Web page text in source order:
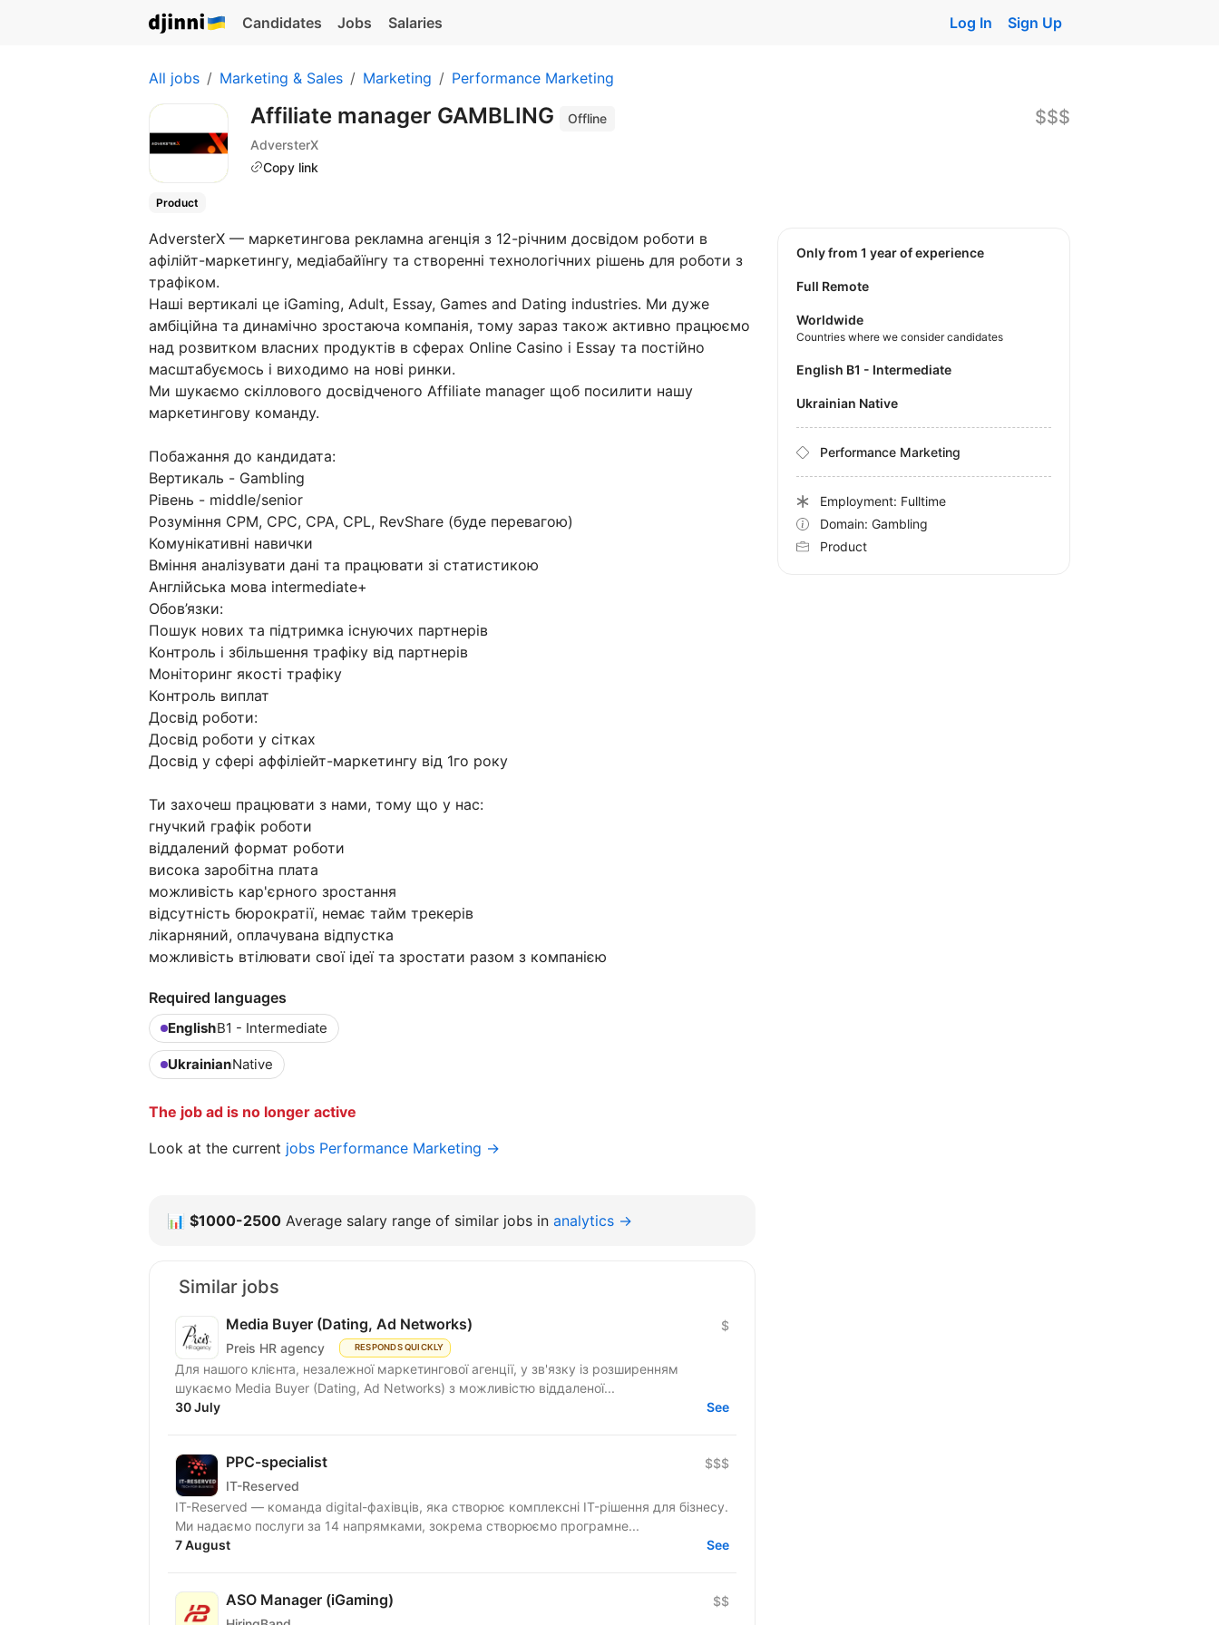
Candidates Jobs Salaries Log In Sign Up
All jobs Marketing & Sales Marketing Performance Marketing
Affiliate manager GAMBLING
Offline
AdversterX
Copy link
$$$
Product
AdversterX — маркетингова рекламна агенція з 12-річним досвідом роботи в
афілійт-маркетингу, медіабайїнгу та створенні технологічних рішень для роботи з
трафіком.
Наші вертикалі це iGaming, Adult, Essay, Games and Dating industries. Ми дуже
амбіційна та динамічно зростаюча компанія, тому зараз також активно працюємо
над розвитком власних продуктів в сферах Online Casino і Essay та постійно
масштабуємось і виходимо на нові ринки.
Ми шукаємо скіллового досвідченого Affiliate manager щоб посилити нашу
маркетингову команду.
Побажання до кандидата:
Вертикаль - Gambling
Рівень - middle/senior
Розуміння CPM, CPC, CPA, CPL, RevShare (буде перевагою)
Комунікативні навички
Вміння аналізувати дані та працювати зі статистикою
Англійська мова intermediate+
Обов’язки:
Пошук нових та підтримка існуючих партнерів
Контроль і збільшення трафіку від партнерів
Моніторинг якості трафіку
Контроль виплат
Досвід роботи:
Досвід роботи у сітках
Досвід у сфері аффіліейт-маркетингу від 1го року
Ти захочеш працювати з нами, тому що у нас:
гнучкий графік роботи
віддалений формат роботи
висока заробітна плата
можливість кар'єрного зростання
відсутність бюрократії, немає тайм трекерів
лікарняний, оплачувана відпустка
можливість втілювати свої ідеї та зростати разом з компанією
Required languages
EnglishB1 - Intermediate
UkrainianNative
The job ad is no longer active
Look at the current jobs Performance Marketing →
Only from 1 year of experience
Full Remote
Worldwide
Countries where we consider candidates
English B1 - Intermediate
Ukrainian Native
Performance Marketing
Employment: Fulltime
Domain: Gambling
Product
📊 $1000-2500 Average salary range of similar jobs in analytics →
Similar jobs
Media Buyer (Dating, Ad Networks)
Preis HR agency RESPONDS QUICKLY
$
Для нашого клієнта, незалежної маркетингової агенції, у зв'язку із розширенням
шукаємо Media Buyer (Dating, Ad Networks) з можливістю віддаленої...
30 July
See
PPC-specialist
IT-Reserved
$$$
IT-Reserved — команда digital-фахівців, яка створює комплексні IT-рішення для бізнесу.
Ми надаємо послуги за 14 напрямками, зокрема створюємо програмне...
7 August
See
ASO Manager (iGaming) $$